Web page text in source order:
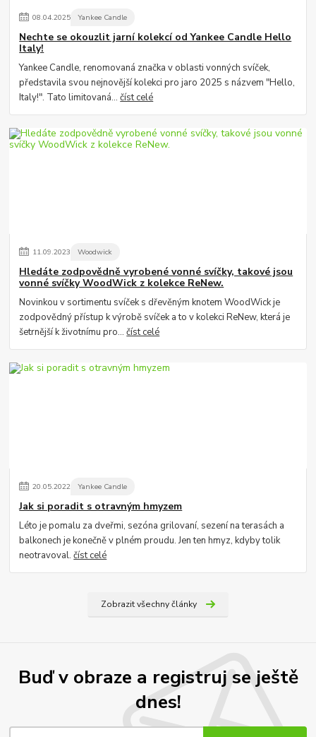
08.04.2025 Yankee Candle
Nechte se okouzlit jarní kolekcí od Yankee Candle Hello
Italy!
Yankee Candle, renomovaná značka v oblasti vonných svíček,
představila svou nejnovější kolekci pro jaro 2025 s názvem "Hello,
Italy!". Tato limitovaná...číst celé
11.09.2023 Woodwick
Hledáte zodpovědně vyrobené vonné svíčky, takové jsou
vonné svíčky WoodWick z kolekce ReNew.
Novinkou v sortimentu svíček s dřevěným knotem WoodWick je
zodpovědný přístup k výrobě svíček a to v kolekci ReNew, která je
šetrnější k životnímu pro...číst celé
20.05.2022 Yankee Candle
Jak si poradit s otravným hmyzem
Léto je pomalu za dveřmi, sezóna grilovaní, sezení na terasách a
balkonech je konečně v plném proudu. Jen ten hmyz, kdyby tolik
neotravoval.číst celé
Zobrazit všechny články
Buď v obraze a registruj se ještě
dnes!